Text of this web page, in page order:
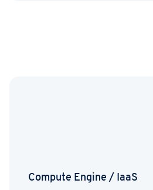
Compute Engine / IaaS